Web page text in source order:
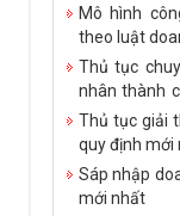
Mô hình
theo luật
Thủ tục
nhân thành
hạn
Thủ tục giải
quy định mới
Sáp nhập
mới nhất